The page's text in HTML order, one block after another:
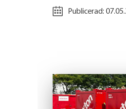
Publicerad: